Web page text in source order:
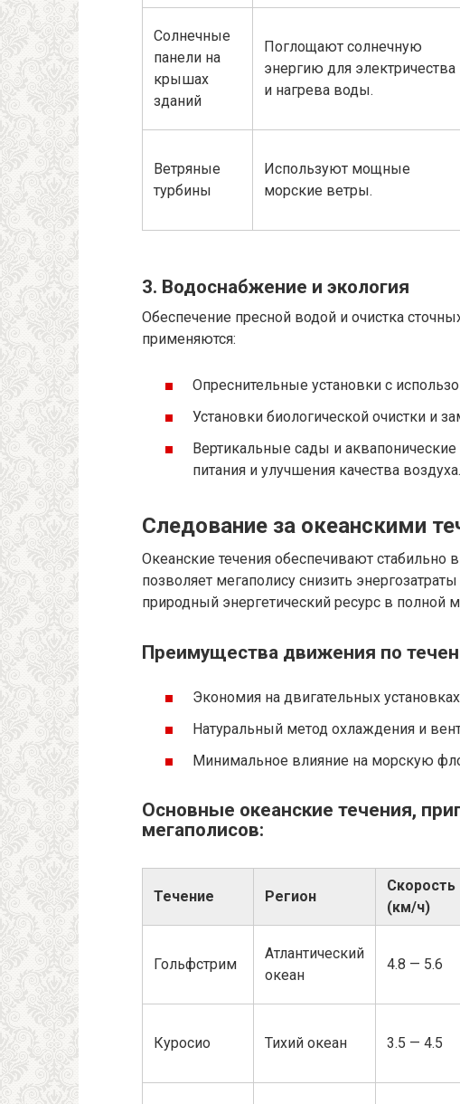
Солнечные
панели на
крышах
зданий
Поглощают солнечную
энергию для электричества
и нагрева воды.
Ветряные
турбины
Используют мощные
морские ветры.
3. Водоснабжение и экология
Обеспечение пресной водой и очистка
применяются:
Опреснительные установки с
Установки биологической очистки и
Вертикальные сады и
питания и улучшения качества воздуха.
Следование за океанскими
Океанские течения обеспечивают
позволяет мегаполису снизить
природный энергетический ресурс в полной
Преимущества движения по
Экономия на двигательных
Натуральный метод охлаждения и
Минимальное влияние на морскую
Основные океанские течения,
мегаполисов:
Течение Регион
Скорость
(км/ч)
Гольфстрим
Атлантический
океан
4.8 — 5.6
Куросио Тихий океан 3.5 — 4.5